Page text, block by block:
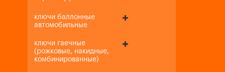
ключи баллонные
автомобильные
ключи гаечные
(рожковые, накидные,
комбинированные)